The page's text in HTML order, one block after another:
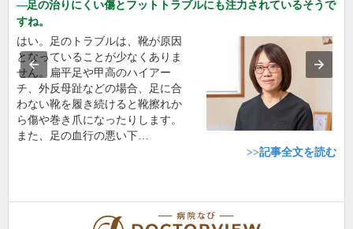
足の治りにくい傷とフットトラブルにも注力されているそうで
すね。
はい。足のトラブルは、靴が原因
となっていることが少なくありま
せん。扁平足や甲高のハイアー
チ、外反母趾などの場合、足に合
わない靴を履き続けると靴擦れか
ら傷や巻き爪になったりします。
また、足の血行の悪い下…
>>記事全文を読む